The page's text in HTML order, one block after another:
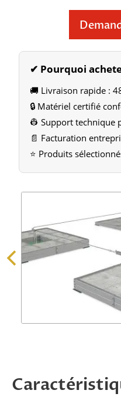
✔ Pourquoi
🚚 Livraison rapide :
🔒 Matériel certifié
👷 Support technique
📄 Facturation
⭐ Produits